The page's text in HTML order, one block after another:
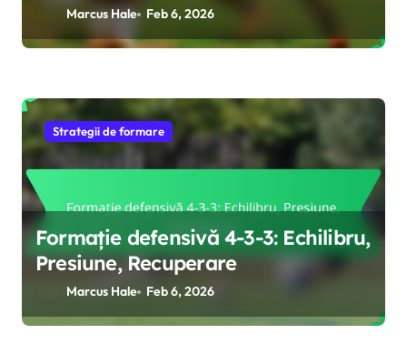
Marcus Hale Feb 6, 2026
Strategii de formare
Formație defensivă 4-3-3: Echilibru,
Presiune, Recuperare
Marcus Hale Feb 6, 2026